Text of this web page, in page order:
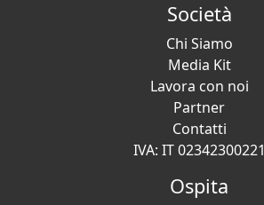
Società
Chi Siamo
Media Kit
Lavora con noi
Partner
Contatti
IVA: IT 02342300221
Ospita